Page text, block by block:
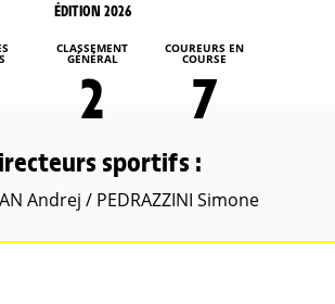
ÉDITION 2026
CLASSEMENT
GÉNÉRAL
2
COUREURS EN
COURSE
7
sportifs :
Andrej / PEDRAZZINI Simone